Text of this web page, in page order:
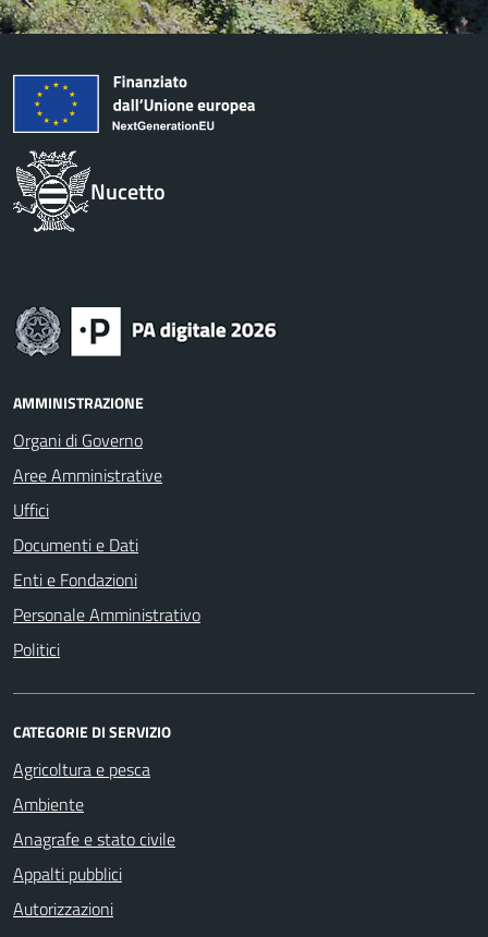
Nucetto
AMMINISTRAZIONE
Organi di Governo
Aree Amministrative
Uffici
Documenti e Dati
Enti e Fondazioni
Personale Amministrativo
Politici
CATEGORIE DI SERVIZIO
Agricoltura e pesca
Ambiente
Anagrafe e stato civile
Appalti pubblici
Autorizzazioni